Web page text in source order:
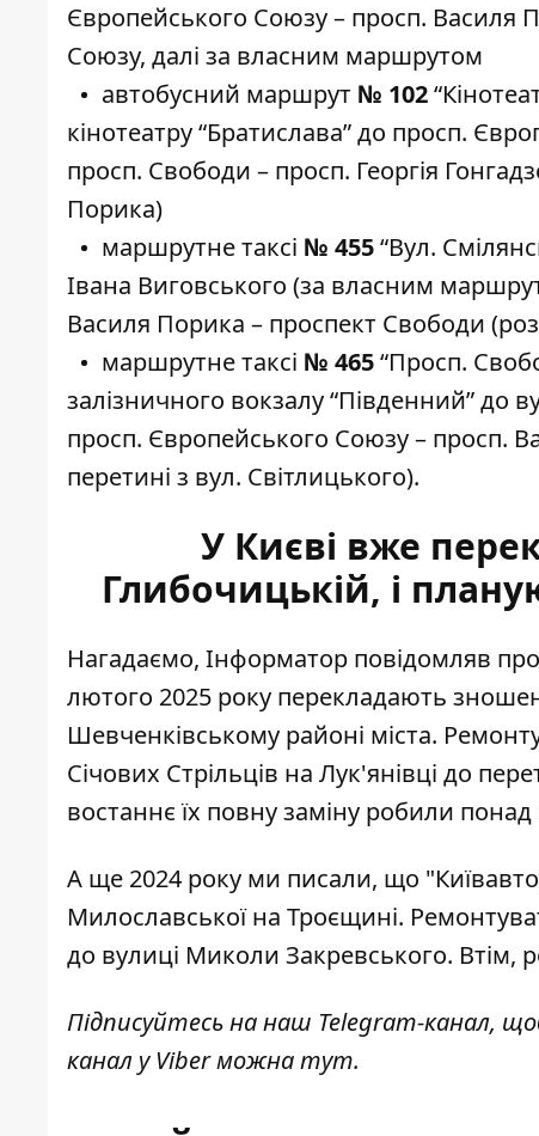
Європейського Союзу – просп. Василя
Союзу, далі за власним маршрутом
автобусний маршрут № 102
кінотеатру “Братислава” до просп.
просп. Свободи – просп. Георгія
Порика)
маршрутне таксі № 455“Вул.
Івана Виговського (за власним
Василя Порика – проспект Свободи
маршрутне таксі № 465“Просп.
залізничного вокзалу “Південний” до
просп. Європейського Союзу – просп.
перетині з вул. Світлицького).
У Києві вже
Глибочицькій, і
Нагадаємо, Інформатор повідомляв
лютого 2025 року перекладають
Шевченківському районі міста.
Січових Стрільців на Лук'янівці до
востаннє їх повну заміну робили понад
А ще 2024 року ми писали, що
Милославськоїна Троєщині.
до вулиці Миколи Закревського. Втім,
Підписуйтесь на наш Telegram-канал,
канал у Viber можнатут.